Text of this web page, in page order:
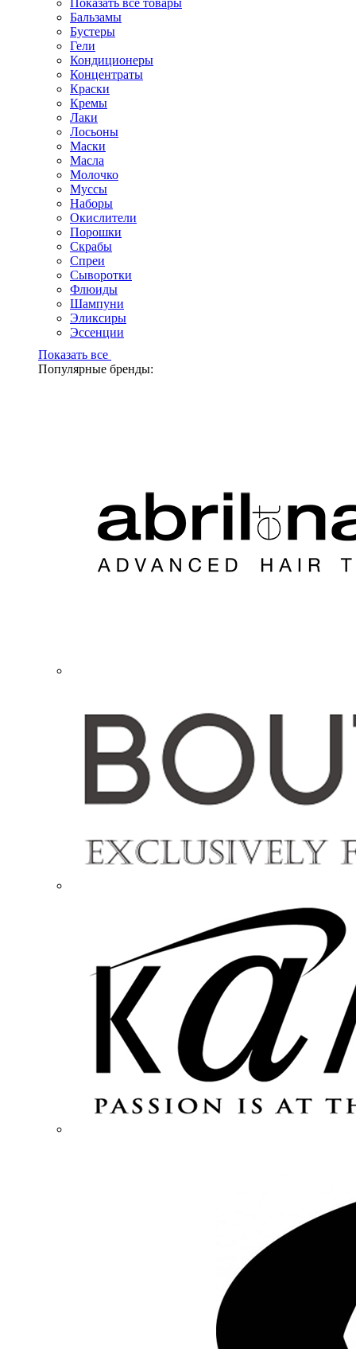
Показать все товары
Бальзамы
Бустеры
Гели
Кондиционеры
Концентраты
Краски
Кремы
Лаки
Лосьоны
Маски
Масла
Молочко
Муссы
Наборы
Окислители
Порошки
Скрабы
Спреи
Сыворотки
Флюиды
Шампуни
Эликсиры
Эссенции
Показать все
Популярные бренды: